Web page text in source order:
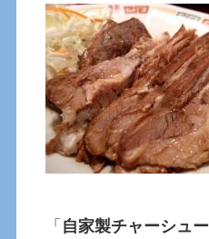
「 自家製チャーシュー